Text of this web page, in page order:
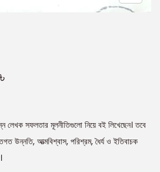
৳
লেখক সফলতার মূলনীতিগুলো নিয়ে বই লিখেছেন। তবে
উন্নতি, আত্মবিশ্বাস, পরিশ্রম, ধৈর্য ও ইতিবাচক